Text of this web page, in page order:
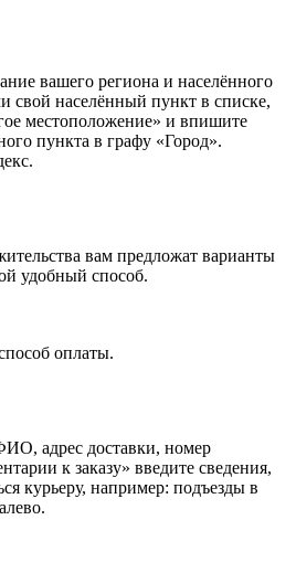
вашего региона и населённого
свой населённый пункт в списке,
местоположение» и впишите
пункта в графу «Город».
вам предложат варианты
удобный способ.
оплаты.
адрес доставки, номер
к заказу» введите сведения,
курьеру, например: подъезды в